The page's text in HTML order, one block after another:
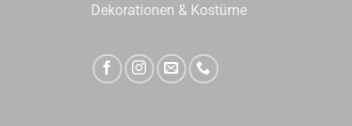
Dekorationen & Kostüme